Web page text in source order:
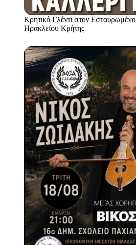
Κρητικό Γλέντι στον Εσταυρωμένο
Ηρακλείου Κρήτης